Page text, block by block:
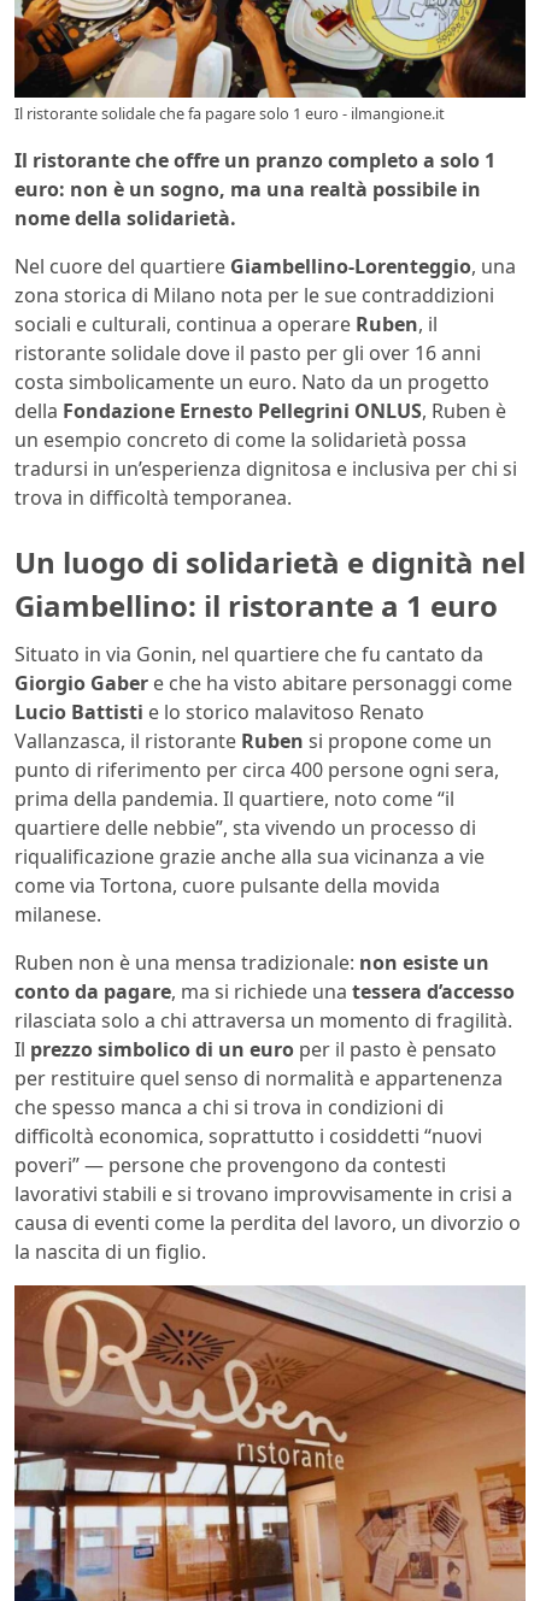
Il ristorante solidale che fa pagare solo 1 euro - ilmangione.it
Il ristorante che offre un pranzo completo a solo 1
euro: non è un sogno, ma una realtà possibile in
nome della solidarietà.
Nel cuore del quartiere Giambellino-Lorenteggio, una
zona storica di Milano nota per le sue contraddizioni
sociali e culturali, continua a operare Ruben, il
ristorante solidale dove il pasto per gli over 16 anni
costa simbolicamente un euro. Nato da un progetto
della Fondazione Ernesto Pellegrini ONLUS, Ruben è
un esempio concreto di come la solidarietà possa
tradursi in un’esperienza dignitosa e inclusiva per chi si
trova in difficoltà temporanea.
Un luogo di solidarietà e dignità nel
Giambellino: il ristorante a 1 euro
Situato in via Gonin, nel quartiere che fu cantato da
Giorgio Gaber e che ha visto abitare personaggi come
Lucio Battisti e lo storico malavitoso Renato
Vallanzasca, il ristorante Ruben si propone come un
punto di riferimento per circa 400 persone ogni sera,
prima della pandemia. Il quartiere, noto come “il
quartiere delle nebbie”, sta vivendo un processo di
riqualificazione grazie anche alla sua vicinanza a vie
come via Tortona, cuore pulsante della movida
milanese.
Ruben non è una mensa tradizionale: non esiste un
conto da pagare, ma si richiede una tessera d’accesso
rilasciata solo a chi attraversa un momento di fragilità.
Il prezzo simbolico di un euro per il pasto è pensato
per restituire quel senso di normalità e appartenenza
che spesso manca a chi si trova in condizioni di
difficoltà economica, soprattutto i cosiddetti “nuovi
poveri” — persone che provengono da contesti
lavorativi stabili e si trovano improvvisamente in crisi a
causa di eventi come la perdita del lavoro, un divorzio o
la nascita di un figlio.